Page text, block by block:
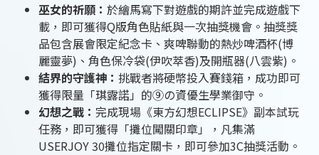
巫女的祈願：於繪馬寫下對遊戲的期許並完成遊戲下
載，即可獲得Q版角色貼紙與一次抽獎機會。抽獎獎
品包含展會限定紀念卡、爽啤聯動的熱炒啤酒杯(博
麗靈夢)、角色保冷袋(伊吹萃香)及開瓶器(八雲紫)。
結界的守護神：挑戰者將硬幣投入賽錢箱，成功即可
獲得限量「琪露諾」的⑨の資優生學業御守。
幻想之戰： 完成現場《東方幻想ECLIPSE》副本試玩
任務，即可獲得「攤位闖關印章」，凡集滿
USERJOY 30攤位指定關卡，即可參加3C抽獎活動。